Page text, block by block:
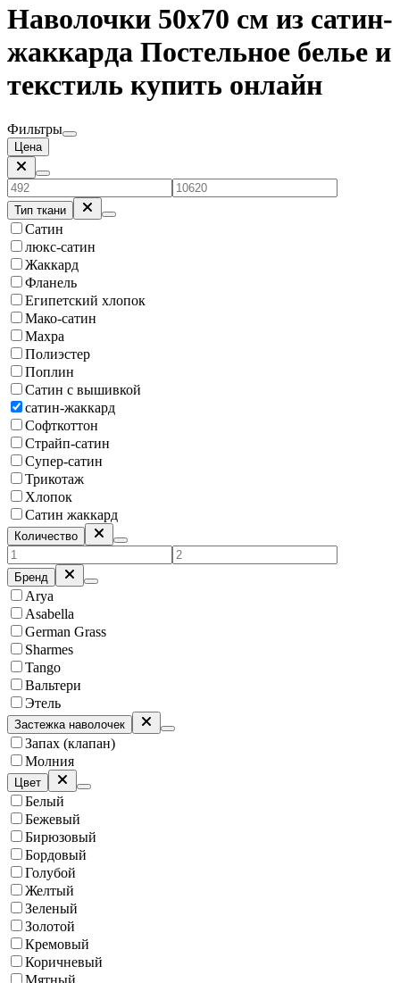
Наволочки 50х70 см из сатин-
жаккарда Постельное белье и
текстиль купить онлайн
Фильтры
Цена
Тип ткани
Сатин
люкс-сатин
Жаккард
Фланель
Египетский хлопок
Мако-сатин
Махра
Полиэстер
Поплин
Сатин с вышивкой
сатин-жаккард
Софткоттон
Страйп-сатин
Супер-сатин
Трикотаж
Хлопок
Сатин жаккард
Количество
Бренд
Arya
Asabella
German Grass
Sharmes
Tango
Вальтери
Этель
Застежка наволочек
Запах (клапан)
Молния
Цвет
Белый
Бежевый
Бирюзовый
Бордовый
Голубой
Желтый
Зеленый
Золотой
Кремовый
Коричневый
Мятный